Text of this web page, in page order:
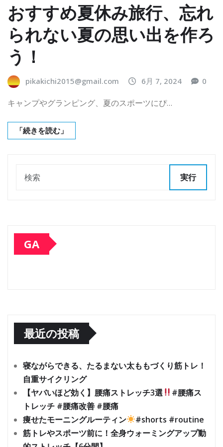
おすすめ夏休み旅行、忘れ
られない夏の思い出を作ろ
う！
pikakichi2015@gmail.com 6月 7, 2024 0
キャンプやグランピング、夏のスポーツにぴ…
「続きを読む」
実行
GA
最近の投稿
寝ながらできる、たるまない太ももづくり筋トレ！
自重サイクリング
【ヤバいほど効く】腰痛ストレッチ3選
#腰痛ス
トレッチ #腰痛改善 #腰痛
痩せたモーニングルーティン
#shorts #routine
筋トレやスポーツ前に！全身ウォーミングアップ動